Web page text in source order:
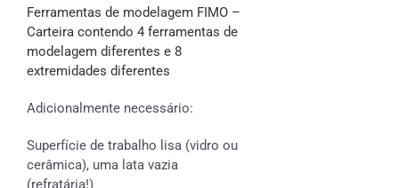
Ferramentas de modelagem FIMO –
Carteira contendo 4 ferramentas de
modelagem diferentes e 8
extremidades diferentes
Adicionalmente necessário:
Superfície de trabalho lisa (vidro ou
cerâmica), uma lata vazia
(refratária!)